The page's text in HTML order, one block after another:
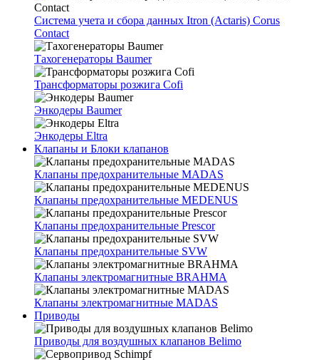
Система учета и сбора данных Itron (Actaris) Corus
Contact
Тахогенераторы Baumer
Трансформаторы розжига Cofi
Энкодеры Baumer
Энкодеры Eltra
Клапаны и Блоки клапанов
Клапаны предохранительные MADAS
Клапаны предохранительные MEDENUS
Клапаны предохранительные Prescor
Клапаны предохранительные SVW
Клапаны электромагнитные BRAHMA
Клапаны электромагнитные MADAS
Приводы
Приводы для воздушных клапанов Belimo